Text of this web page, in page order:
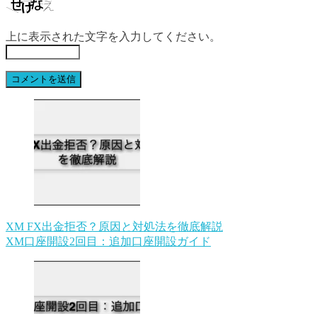
上に表示された文字を入力してください。
XM FX出金拒否？原因と対処法を徹底解説
XM口座開設2回目：追加口座開設ガイド